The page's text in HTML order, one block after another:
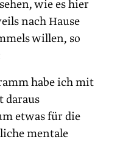
wie es hier
nach Hause
willen, so
habe ich mit
daraus
etwas für die
mentale